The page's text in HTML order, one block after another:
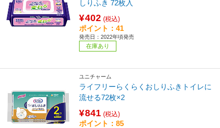
しりふき 72枚入
¥402 (税込)
ポイント：41
発売日：2022年頃発売
在庫あり
ユニチャーム
ライフリーらくらくおしりふきトイレに
流せる72枚×2
¥841 (税込)
ポイント：85